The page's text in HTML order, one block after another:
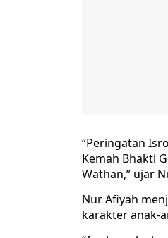
“Peringatan
Kemah Bhakti
Wathan,” ujar
Nur Afiyah
karakter anak-